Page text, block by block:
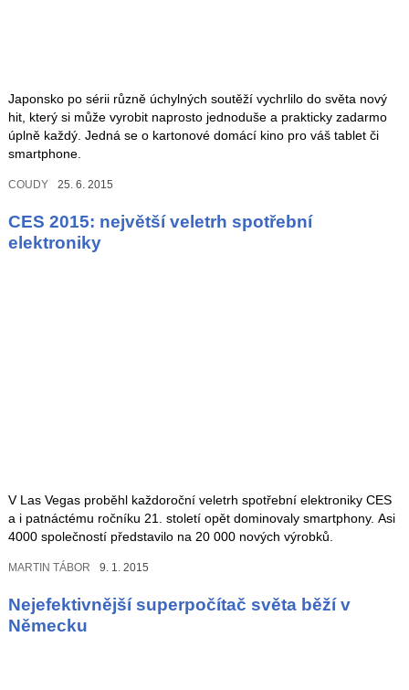
Japonsko po sérii různě úchylných soutěží vychrlilo do světa nový
hit, který si může vyrobit naprosto jednoduše a prakticky zadarmo
úplně každý. Jedná se o kartonové domácí kino pro váš tablet či
smartphone.
COUDY 25. 6. 2015
CES 2015: největší veletrh spotřební
elektroniky
V Las Vegas proběhl každoroční veletrh spotřební elektroniky CES
a i patnáctému ročníku 21. století opět dominovaly smartphony. Asi
4000 společností představilo na 20 000 nových výrobků.
MARTIN TÁBOR 9. 1. 2015
Nejefektivnější superpočítač světa běží v
Německu